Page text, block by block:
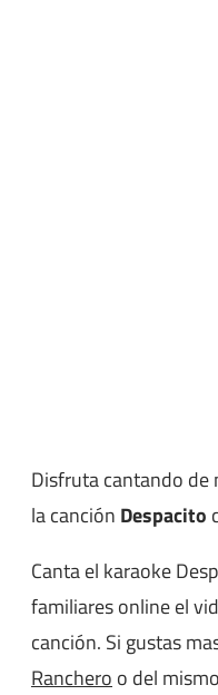
Disfruta cantando de
la canción Despacito
Canta el karaoke
familiares online el
canción. Si gustas
Ranchero o del